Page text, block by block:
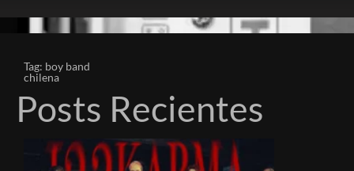
Tag: boy band
chilena
Posts Recientes